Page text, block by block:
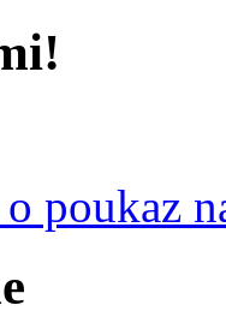
o poukaz